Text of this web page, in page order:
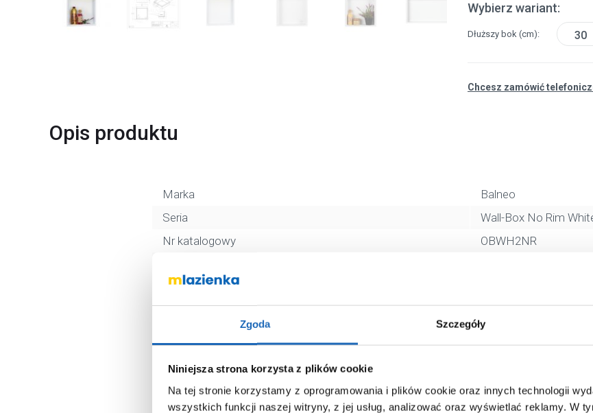
Zgoda Szczegóły
Niniejsza strona korzysta z plików cookie
Na tej stronie korzystamy z oprogramowania i plików cookie oraz innych technologii
wszystkich funkcji naszej witryny, z jej usług, analizować oraz wyświetlać reklamy. W
Wybierz wariant:
Dłuższy bok (cm) 30
Chcesz zamówić
Opis produktu
Marka
Balneo
Seria
Wall-Box No Rim
Nr katalogowy
OBWH2NR
Typ
biały
Waga z opakowaniem
3,00 kg